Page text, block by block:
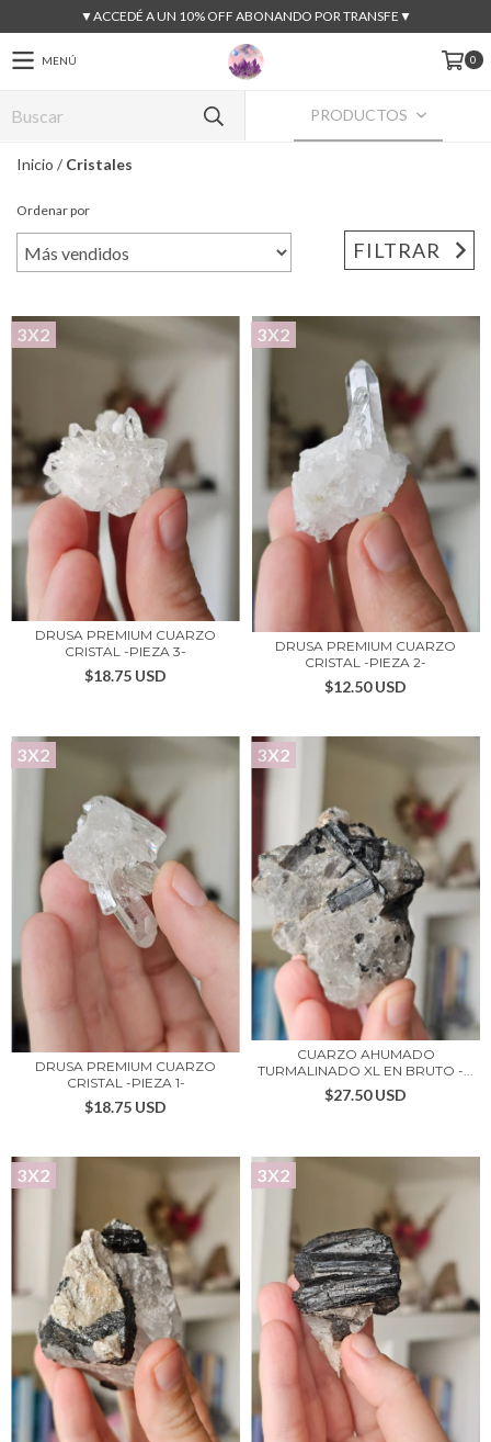
▼ACCEDÉ A UN 10% OFF ABONANDO POR TRANSFE▼
MENÚ 0
PRODUCTOS
Inicio / Cristales
Ordenar por
FILTRAR
3X2
DRUSA PREMIUM CUARZO
CRISTAL -PIEZA 3-
$18.75 USD
3X2
DRUSA PREMIUM CUARZO
CRISTAL -PIEZA 2-
$12.50 USD
3X2
DRUSA PREMIUM CUARZO
CRISTAL -PIEZA 1-
$18.75 USD
3X2
CUARZO AHUMADO
TURMALINADO XL EN BRUTO -...
$27.50 USD
3X2 3X2